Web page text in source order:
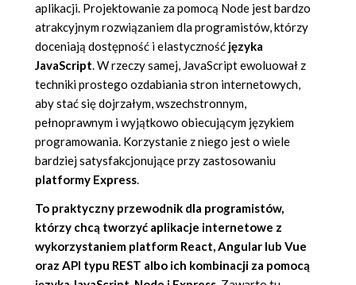
aplikacji. Projektowanie za pomocą Node jest bardzo
atrakcyjnym rozwiązaniem dla programistów, którzy
doceniają dostępność i elastyczność języka
JavaScript. W rzeczy samej, JavaScript ewoluował z
techniki prostego ozdabiania stron internetowych,
aby stać się dojrzałym, wszechstronnym,
pełnoprawnym i wyjątkowo obiecującym językiem
programowania. Korzystanie z niego jest o wiele
bardziej satysfakcjonujące przy zastosowaniu
platformy Express.
To praktyczny przewodnik dla programistów,
którzy chcą tworzyć aplikacje internetowe z
wykorzystaniem platform React, Angular lub Vue
oraz API typu REST albo ich kombinacji za pomocą